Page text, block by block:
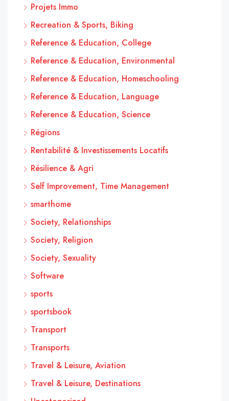
Projets Immo
Recreation & Sports, Biking
Reference & Education, College
Reference & Education, Environmental
Reference & Education, Homeschooling
Reference & Education, Language
Reference & Education, Science
Régions
Rentabilité & Investissements Locatifs
Résilience & Agri
Self Improvement, Time Management
smarthome
Society, Relationships
Society, Religion
Society, Sexuality
Software
sports
sportsbook
Transport
Transports
Travel & Leisure, Aviation
Travel & Leisure, Destinations